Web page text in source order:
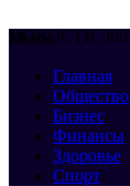
НОВОСТИ 360
Меню
Главная
Общество
Бизнес
Финансы
Здоровье
Спорт